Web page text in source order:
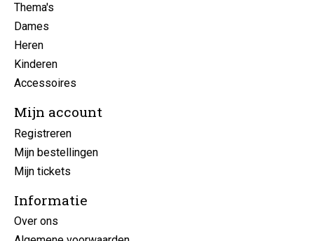
Thema's
Dames
Heren
Kinderen
Accessoires
Mijn account
Registreren
Mijn bestellingen
Mijn tickets
Informatie
Over ons